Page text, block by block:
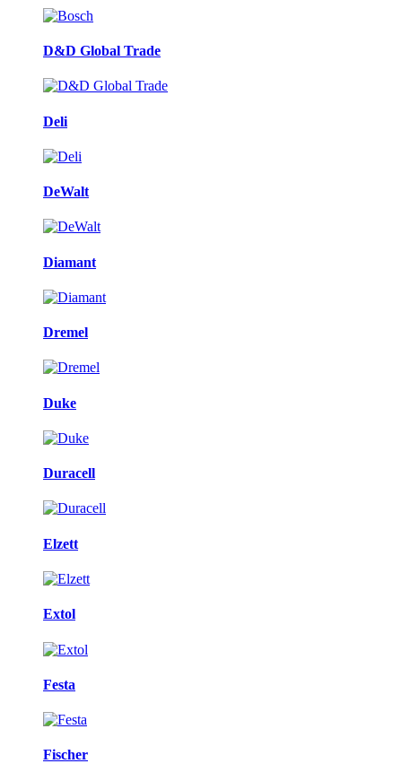
D&D Global Trade
Deli
DeWalt
Diamant
Dremel
Duke
Duracell
Elzett
Extol
Festa
Fischer